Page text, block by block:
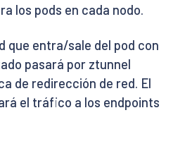
los pods en cada nodo.
que entra/sale del pod con
pasará por ztunnel
de redirección de red. El
el tráfico a los endpoints